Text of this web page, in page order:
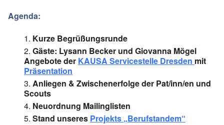
Agenda:
Kurze Begrüßungsrunde
Gäste: Lysann Becker und Giovanna Mögel
Angebote der KAUSA Servicestelle Dresden mit
Präsentation
Anliegen & Zwischenerfolge der Pat/inn/en und
Scouts
Neuordnung Mailinglisten
Stand unseres Projekts „Berufstandem“